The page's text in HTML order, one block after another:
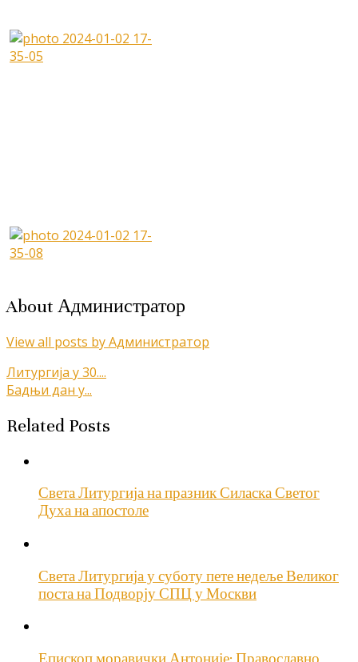
About Администратор
View all posts by Администратор
Кретање
чланка
Литургија у 30....
Бадњи дан у...
Related Posts
Света Литургија на празник Силаска Светог
Духа на апостоле
Света Литургија у суботу пете недеље Великог
поста на Подворју СПЦ у Москви